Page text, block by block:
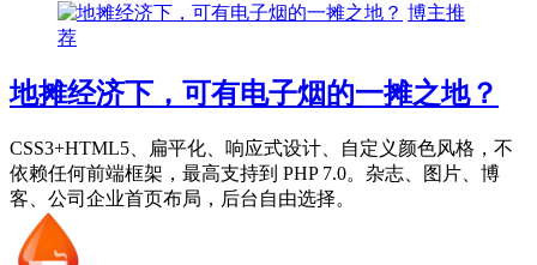
博主推
荐
地摊经济下，可有电子烟的一摊之地？
CSS3+HTML5、扁平化、响应式设计、自定义颜色风格，不
依赖任何前端框架，最高支持到 PHP 7.0。杂志、图片、博
客、公司企业首页布局，后台自由选择。